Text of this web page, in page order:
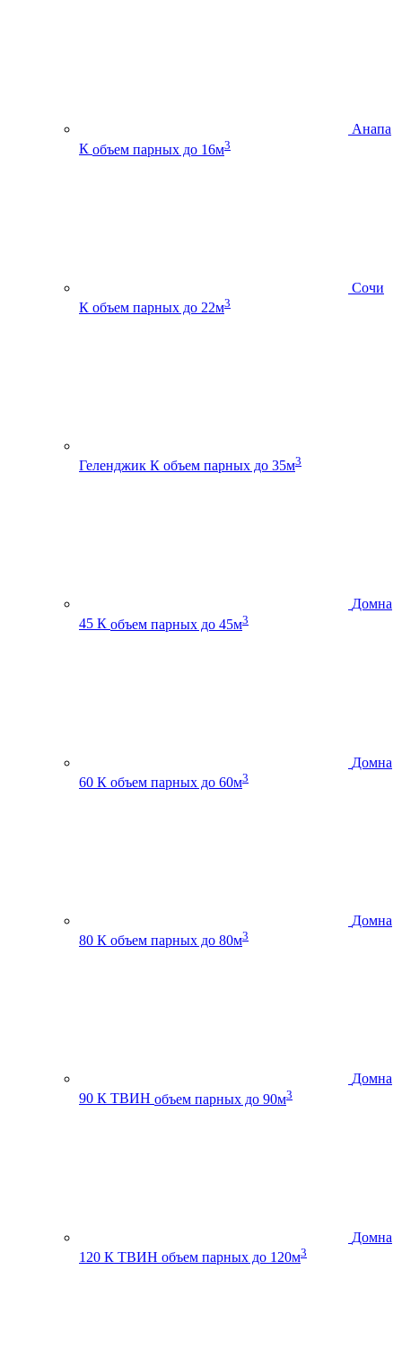
Анапа
К объем парных до 16м3
Сочи
К объем парных до 22м3
Геленджик К объем парных до 35м3
Домна
45 К объем парных до 45м3
Домна
60 К объем парных до 60м3
Домна
80 К объем парных до 80м3
Домна
90 К ТВИН объем парных до 90м3
Домна
120 К ТВИН объем парных до 120м3